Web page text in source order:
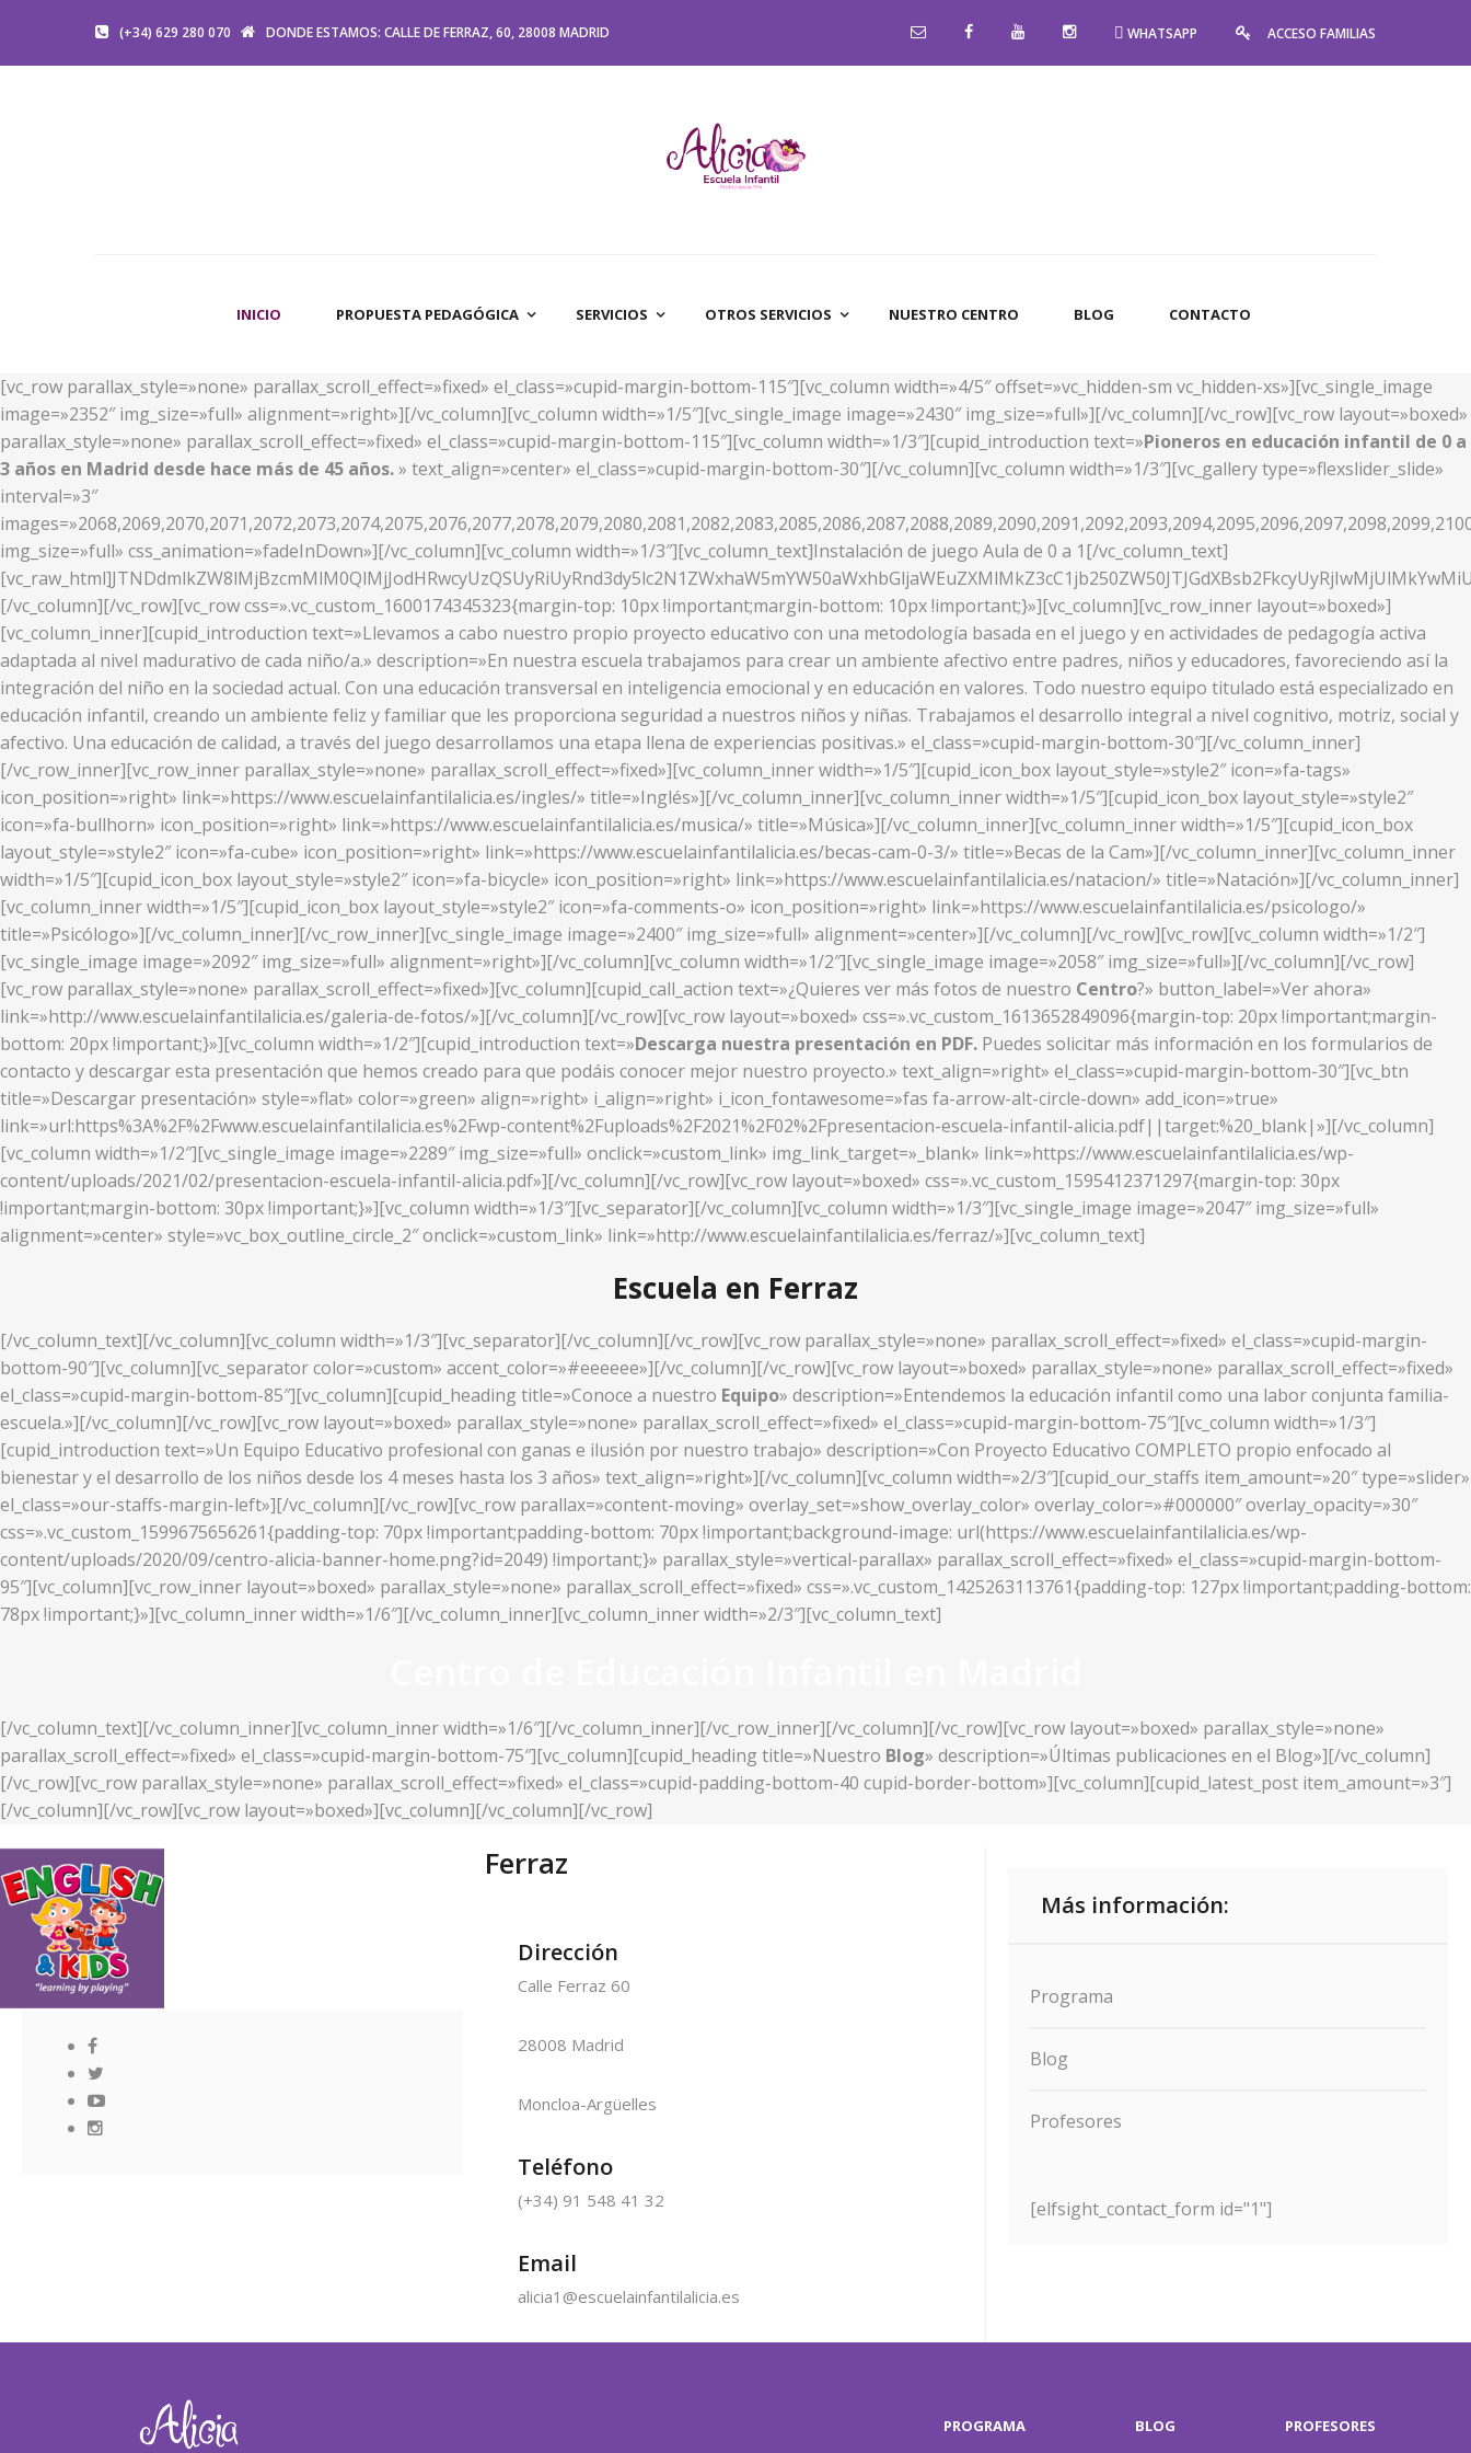
(+34) 629 280 070 DONDE ESTAMOS: CALLE DE FERRAZ, 60, 28008 MADRID WHATSAPP ACCESO FAMILIAS
INICIO PROPUESTA PEDAGÓGICA SERVICIOS OTROS SERVICIOS NUESTRO CENTRO BLOG CONTACTO
[vc_row parallax_style=»none» parallax_scroll_effect=»fixed» el_class=»cupid-margin-bottom-115″][vc_column width=»4/5″ offset=»vc_hidden-sm vc_hidden-xs»][vc_single_image
image=»2352″ img_size=»full» alignment=»right»][/vc_column][vc_column width=»1/5″][vc_single_image image=»2430″ img_size=»full»][/vc_column][/vc_row][vc_row layout=»boxed»
parallax_style=»none» parallax_scroll_effect=»fixed» el_class=»cupid-margin-bottom-115″][vc_column width=»1/3″][cupid_introduction text=»Pioneros en educación infantil de 0 a
3 años en Madrid desde hace más de 45 años.» text_align=»center» el_class=»cupid-margin-bottom-30″][/vc_column][vc_column width=»1/3″][vc_gallery type=»flexslider_slide»
interval=»3″
img_size=»full» css_animation=»fadeInDown»][/vc_column][vc_column width=»1/3″][vc_column_text]Instalación de juego Aula de 0 a 1[/vc_column_text]
[/vc_column][/vc_row][vc_row css=».vc_custom_1600174345323{margin-top: 10px !important;margin-bottom: 10px !important;}»][vc_column][vc_row_inner layout=»boxed»]
[vc_column_inner][cupid_introduction text=»Llevamos a cabo nuestro propio proyecto educativo con una metodología basada en el juego y en actividades de pedagogía activa
adaptada al nivel madurativo de cada niño/a.» description=»En nuestra escuela trabajamos para crear un ambiente afectivo entre padres, niños y educadores, favoreciendo así la
integración del niño en la sociedad actual. Con una educación transversal en inteligencia emocional y en educación en valores. Todo nuestro equipo titulado está especializado en
educación infantil, creando un ambiente feliz y familiar que les proporciona seguridad a nuestros niños y niñas. Trabajamos el desarrollo integral a nivel cognitivo, motriz, social y
afectivo. Una educación de calidad, a través del juego desarrollamos una etapa llena de experiencias positivas.» el_class=»cupid-margin-bottom-30″][/vc_column_inner]
[/vc_row_inner][vc_row_inner parallax_style=»none» parallax_scroll_effect=»fixed»][vc_column_inner width=»1/5″][cupid_icon_box layout_style=»style2″ icon=»fa-tags»
icon_position=»right» link=»https://www.escuelainfantilalicia.es/ingles/» title=»Inglés»][/vc_column_inner][vc_column_inner width=»1/5″][cupid_icon_box layout_style=»style2″
icon=»fa-bullhorn» icon_position=»right» link=»https://www.escuelainfantilalicia.es/musica/» title=»Música»][/vc_column_inner][vc_column_inner width=»1/5″][cupid_icon_box
layout_style=»style2″ icon=»fa-cube» icon_position=»right» link=»https://www.escuelainfantilalicia.es/becas-cam-0-3/» title=»Becas de la Cam»][/vc_column_inner][vc_column_inner
width=»1/5″][cupid_icon_box layout_style=»style2″ icon=»fa-bicycle» icon_position=»right» link=»https://www.escuelainfantilalicia.es/natacion/» title=»Natación»][/vc_column_inner]
[vc_column_inner width=»1/5″][cupid_icon_box layout_style=»style2″ icon=»fa-comments-o» icon_position=»right» link=»https://www.escuelainfantilalicia.es/psicologo/»
title=»Psicólogo»][/vc_column_inner][/vc_row_inner][vc_single_image image=»2400″ img_size=»full» alignment=»center»][/vc_column][/vc_row][vc_row][vc_column width=»1/2″]
[vc_single_image image=»2092″ img_size=»full» alignment=»right»][/vc_column][vc_column width=»1/2″][vc_single_image image=»2058″ img_size=»full»][/vc_column][/vc_row]
[vc_row parallax_style=»none» parallax_scroll_effect=»fixed»][vc_column][cupid_call_action text=»¿Quieres ver más fotos de nuestro Centro?» button_label=»Ver ahora»
link=»http://www.escuelainfantilalicia.es/galeria-de-fotos/»][/vc_column][/vc_row][vc_row layout=»boxed» css=».vc_custom_1613652849096{margin-top: 20px !important;margin-
bottom: 20px !important;}»][vc_column width=»1/2″][cupid_introduction text=»Descarga nuestra presentación en PDF. Puedes solicitar más información en los formularios de
contacto y descargar esta presentación que hemos creado para que podáis conocer mejor nuestro proyecto.» text_align=»right» el_class=»cupid-margin-bottom-30″][vc_btn
title=»Descargar presentación» style=»flat» color=»green» align=»right» i_align=»right» i_icon_fontawesome=»fas fa-arrow-alt-circle-down» add_icon=»true»
link=»url:https%3A%2F%2Fwww.escuelainfantilalicia.es%2Fwp-content%2Fuploads%2F2021%2F02%2Fpresentacion-escuela-infantil-alicia.pdf||target:%20_blank|»][/vc_column]
[vc_column width=»1/2″][vc_single_image image=»2289″ img_size=»full» onclick=»custom_link» img_link_target=»_blank» link=»https://www.escuelainfantilalicia.es/wp-
content/uploads/2021/02/presentacion-escuela-infantil-alicia.pdf»][/vc_column][/vc_row][vc_row layout=»boxed» css=».vc_custom_1595412371297{margin-top: 30px
!important;margin-bottom: 30px !important;}»][vc_column width=»1/3″][vc_separator][/vc_column][vc_column width=»1/3″][vc_single_image image=»2047″ img_size=»full»
alignment=»center» style=»vc_box_outline_circle_2″ onclick=»custom_link» link=»http://www.escuelainfantilalicia.es/ferraz/»][vc_column_text]
Escuela en Ferraz
[/vc_column_text][/vc_column][vc_column width=»1/3″][vc_separator][/vc_column][/vc_row][vc_row parallax_style=»none» parallax_scroll_effect=»fixed» el_class=»cupid-margin-
bottom-90″][vc_column][vc_separator color=»custom» accent_color=»#eeeeee»][/vc_column][/vc_row][vc_row layout=»boxed» parallax_style=»none» parallax_scroll_effect=»fixed»
el_class=»cupid-margin-bottom-85″][vc_column][cupid_heading title=»Conoce a nuestro Equipo» description=»Entendemos la educación infantil como una labor conjunta familia-
escuela.»][/vc_column][/vc_row][vc_row layout=»boxed» parallax_style=»none» parallax_scroll_effect=»fixed» el_class=»cupid-margin-bottom-75″][vc_column width=»1/3″]
[cupid_introduction text=»Un Equipo Educativo profesional con ganas e ilusión por nuestro trabajo» description=»Con Proyecto Educativo COMPLETO propio enfocado al
bienestar y el desarrollo de los niños desde los 4 meses hasta los 3 años» text_align=»right»][/vc_column][vc_column width=»2/3″][cupid_our_staffs item_amount=»20″ type=»slider»
el_class=»our-staffs-margin-left»][/vc_column][/vc_row][vc_row parallax=»content-moving» overlay_set=»show_overlay_color» overlay_color=»#000000″ overlay_opacity=»30″
css=».vc_custom_1599675656261{padding-top: 70px !important;padding-bottom: 70px !important;background-image: url(https://www.escuelainfantilalicia.es/wp-
content/uploads/2020/09/centro-alicia-banner-home.png?id=2049) !important;}» parallax_style=»vertical-parallax» parallax_scroll_effect=»fixed» el_class=»cupid-margin-bottom-
95″][vc_column][vc_row_inner layout=»boxed» parallax_style=»none» parallax_scroll_effect=»fixed» css=».vc_custom_1425263113761{padding-top: 127px !important;padding-bottom:
78px !important;}»][vc_column_inner width=»1/6″][/vc_column_inner][vc_column_inner width=»2/3″][vc_column_text]
[/vc_column_text][/vc_column_inner][vc_column_inner width=»1/6″][/vc_column_inner][/vc_row_inner][/vc_column][/vc_row][vc_row layout=»boxed» parallax_style=»none»
parallax_scroll_effect=»fixed» el_class=»cupid-margin-bottom-75″][vc_column][cupid_heading title=»Nuestro Blog» description=»Últimas publicaciones en el Blog»][/vc_column]
[/vc_row][vc_row parallax_style=»none» parallax_scroll_effect=»fixed» el_class=»cupid-padding-bottom-40 cupid-border-bottom»][vc_column][cupid_latest_post item_amount=»3″]
[/vc_column][/vc_row][vc_row layout=»boxed»][vc_column][/vc_column][/vc_row]
Ferraz
Dirección
Calle Ferraz 60
28008 Madrid
Moncloa-Argüelles
Teléfono
(+34) 91 548 41 32
Email
alicia1@escuelainfantilalicia.es
Más información:
Programa
Blog
Profesores
[elfsight_contact_form id="1"]
PROGRAMA BLOG PROFESORES